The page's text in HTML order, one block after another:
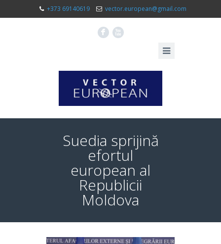
+373 69140619 vector.european@gmail.com
F X
Suedia sprijină
efortul
european al
Republicii
Moldova